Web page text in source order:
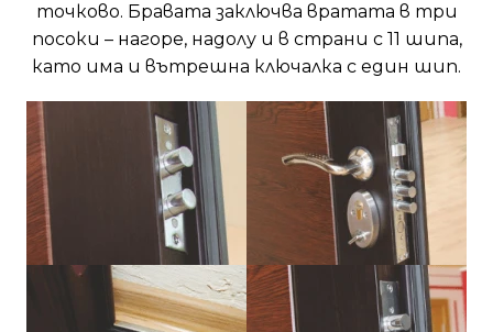
точково. Бравата заключва вратата в три
посоки – нагоре, надолу и в страни с 11 шипа,
като има и вътрешна ключалка с един шип.